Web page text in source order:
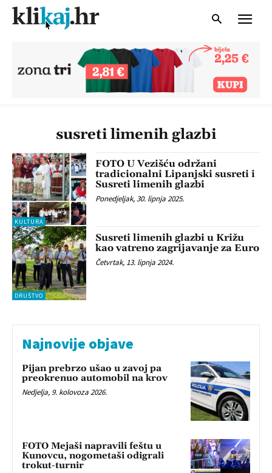
susreti limenih glazbi
KULTURA
FOTO U Vezišću održani
tradicionalni Lipanjski susreti i
Susreti limenih glazbi
Ponedjeljak, 30. lipnja 2025.
DRUŠTVO
Susreti limenih glazbi u Križu
kao vatreno zagrijavanje za Euro
Četvrtak, 13. lipnja 2024.
Najnovije objave
Pijan prebrzo ušao u zavoj pa
preokrenuo automobil na krov
Nedjelja, 9. kolovoza 2026.
FOTO Mejaši napravili feštu u
Kunovcu, nogometaši odigrali
trokut-turnir